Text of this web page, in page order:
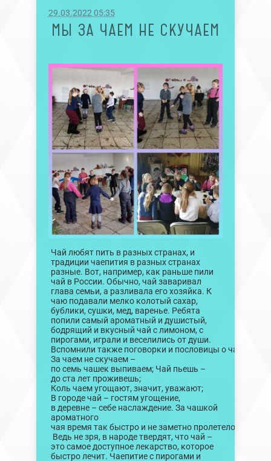
29.03.2022 05:35
МЫ ЗА ЧАЕМ НЕ СКУЧАЕМ
Чай любят пить в разных странах, и
традиции чаепития в разных странах
разные. Вот, например, как раньше пили
чай в России. Обычно, чай заваривал
глава семьи, а разливала его хозяйка. К
чаю подавали мелко колотый сахар,
бублики, сушки, мед, варенье. Ребята
попили самый ароматный и душистый,
бодрящий и вкусный чай с лимоном, с
пирогами, играли и веселились от души.
Вспомнили также поговорки и пословицы о чае:
За чаем не скучаем –
по семь чашек выпиваем; Чай пьешь –
до ста лет проживешь;
Коль чаем угощают, значит, уважают;
В городе чай – гостям угощение,
в деревне – себе наслаждение. За чашкой
ароматного
чая время так быстро и не заметно пролетело.
Ведь не зря, в народе твердят, что чай –
это самое доступное лекарство, которое
быстро лечит. Чаепитие с пирогами и